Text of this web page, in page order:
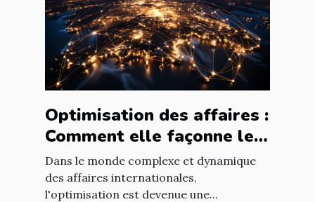
Optimisation des affaires :
Comment elle façonne le
paysage économique
international
Dans le monde complexe et dynamique
des affaires internationales,
l'optimisation est devenue une...